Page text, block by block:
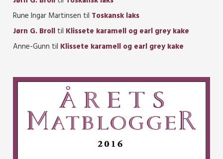
Rune Ingar Martinsen til Toskansk laks
Jørn G. Broll til Klissete karamell og earl grey kake
Anne-Gunn til Klissete karamell og earl grey kake